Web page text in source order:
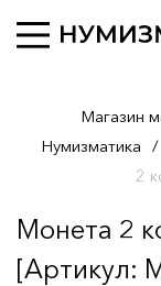
Магазин
Нумизматика /
2
Монета 2
[Артикул: